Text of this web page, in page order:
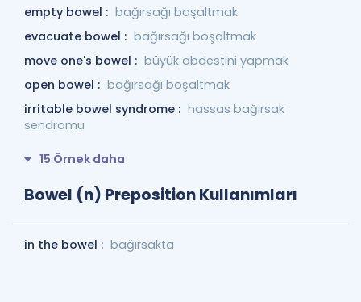
empty bowel : bağırsağı boşaltmak
evacuate bowel : bağırsağı boşaltmak
move one's bowel : büyük abdestini yapmak
open bowel : bağırsağı boşaltmak
irritable bowel syndrome : hassas bağırsak
sendromu
15 Örnek daha
Bowel (n) Preposition Kullanımları
in the bowel : bağırsakta